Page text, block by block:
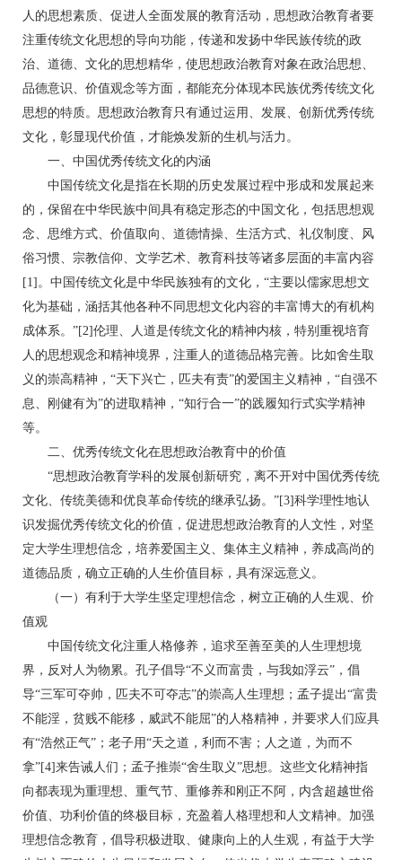
人的思想素质、促进人全面发展的教育活动，思想政治教育者要
注重传统文化思想的导向功能，传递和发扬中华民族传统的政
治、道德、文化的思想精华，使思想政治教育对象在政治思想、
品德意识、价值观念等方面，都能充分体现本民族优秀传统文化
思想的特质。思想政治教育只有通过运用、发展、创新优秀传统
文化，彰显现代价值，才能焕发新的生机与活力。
一、中国优秀传统文化的内涵
中国传统文化是指在长期的历史发展过程中形成和发展起来
的，保留在中华民族中间具有稳定形态的中国文化，包括思想观
念、思维方式、价值取向、道德情操、生活方式、礼仪制度、风
俗习惯、宗教信仰、文学艺术、教育科技等诸多层面的丰富内容
[1]。中国传统文化是中华民族独有的文化，“主要以儒家思想文
化为基础，涵括其他各种不同思想文化内容的丰富博大的有机构
成体系。”[2]伦理、人道是传统文化的精神内核，特别重视培育
人的思想观念和精神境界，注重人的道德品格完善。比如舍生取
义的崇高精神，“天下兴亡，匹夫有责”的爱国主义精神，“自强不
息、刚健有为”的进取精神，“知行合一”的践履知行式实学精神
等。
二、优秀传统文化在思想政治教育中的价值
“思想政治教育学科的发展创新研究，离不开对中国优秀传统
文化、传统美德和优良革命传统的继承弘扬。”[3]科学理性地认
识发掘优秀传统文化的价值，促进思想政治教育的人文性，对坚
定大学生理想信念，培养爱国主义、集体主义精神，养成高尚的
道德品质，确立正确的人生价值目标，具有深远意义。
（一）有利于大学生坚定理想信念，树立正确的人生观、价
值观
中国传统文化注重人格修养，追求至善至美的人生理想境
界，反对人为物累。孔子倡导“不义而富贵，与我如浮云”，倡
导“三军可夺帅，匹夫不可夺志”的崇高人生理想；孟子提出“富贵
不能淫，贫贱不能移，威武不能屈”的人格精神，并要求人们应具
有“浩然正气”；老子用“天之道，利而不害；人之道，为而不
拿”[4]来告诫人们；孟子推崇“舍生取义”思想。这些文化精神指
向都表现为重理想、重气节、重修养和刚正不阿，内含超越世俗
价值、功利价值的终极目标，充盈着人格理想和人文精神。加强
理想信念教育，倡导积极进取、健康向上的人生观，有益于大学